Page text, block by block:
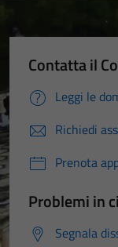
Contatta il
Leggi le
Richiedi
Prenota
Problemi in
Segnala